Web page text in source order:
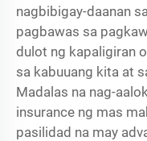
nagbibigay-daanan
pagbawas sa
dulot ng kapaligiran
sa kabuuang kita at
Madalas na nag-
insurance ng mas
pasilidad na may